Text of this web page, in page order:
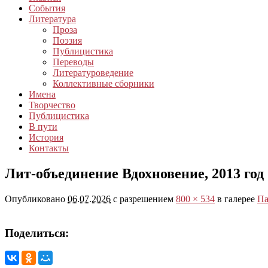
События
Литература
Проза
Поэзия
Публицистика
Переводы
Литературоведение
Коллективные сборники
Имена
Творчество
Публицистика
В пути
История
Контакты
Лит-объединение Вдохновение, 2013 год
Опубликовано 06.07.2026 с разрешением 800 × 534 в галерее
Поделиться: